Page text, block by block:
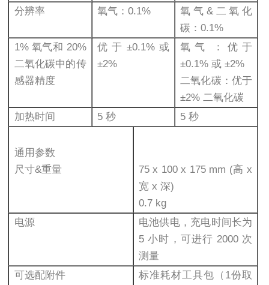
分辨率
氧气：0.1%
氧气&二氧化
碳：0.1%
1% 氧气和 20%
二氧化碳中的传
感器精度
优于±0.1%或
±2%
氧气：优于
±0.1% 或 ±2%
二氧化碳：优于
±2% 二氧化碳
加热时间
5 秒 5 秒
通用参数
尺寸&重量
75 x 100 x 175 mm (高 x
宽 x 深)
0.7 kg
电源
电池供电，充电时间长为
5 小时，可进行 2000 次
测量
可选配附件
标准耗材工具包（1份取